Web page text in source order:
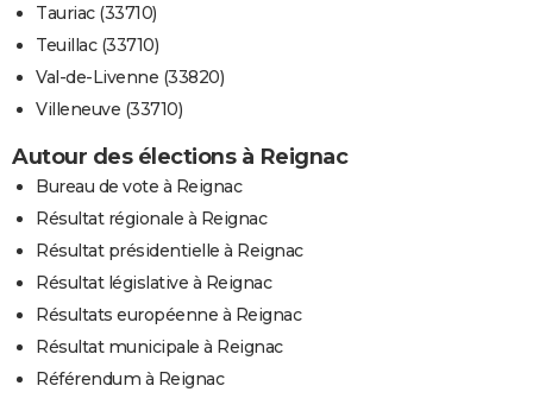
Tauriac (33710)
Teuillac (33710)
Val-de-Livenne (33820)
Villeneuve (33710)
Autour des élections à Reignac
Bureau de vote à Reignac
Résultat régionale à Reignac
Résultat présidentielle à Reignac
Résultat législative à Reignac
Résultats européenne à Reignac
Résultat municipale à Reignac
Référendum à Reignac